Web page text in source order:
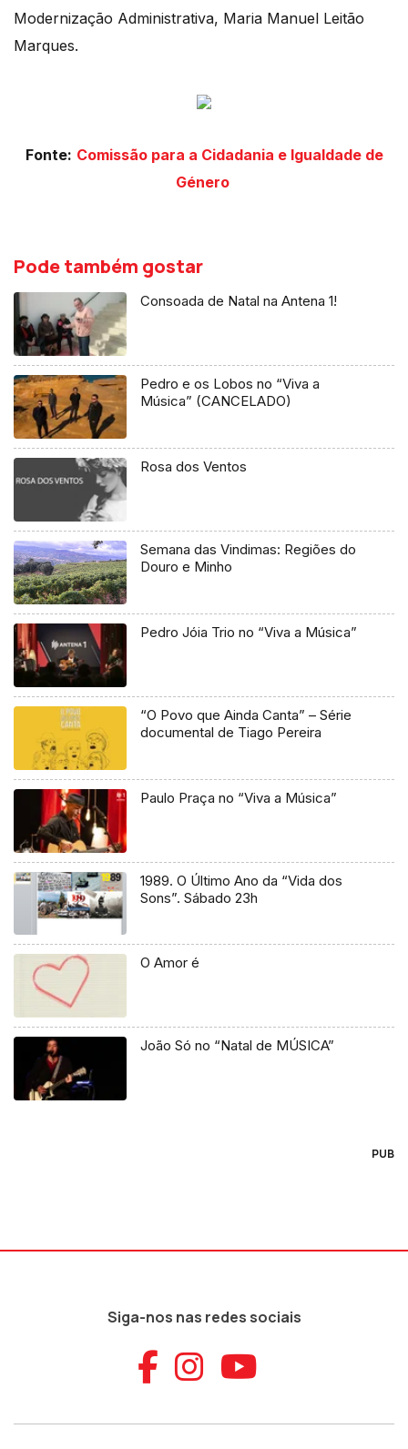
Modernização Administrativa, Maria Manuel Leitão
Marques.
Fonte: Comissão para a Cidadania e Igualdade de
Género
Pode também gostar
Consoada de Natal na Antena 1!
Pedro e os Lobos no “Viva a
Música” (CANCELADO)
Rosa dos Ventos
Semana das Vindimas: Regiões do
Douro e Minho
Pedro Jóia Trio no “Viva a Música”
“O Povo que Ainda Canta” – Série
documental de Tiago Pereira
Paulo Praça no “Viva a Música”
1989. O Último Ano da “Vida dos
Sons”. Sábado 23h
O Amor é
João Só no “Natal de MÚSICA”
PUB
Siga-nos nas redes sociais
Aceder ao
Aceder ao
Aceder